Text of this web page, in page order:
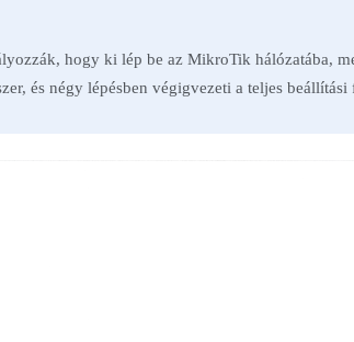
hogy ki lép be az MikroTik hálózatába,
és négy lépésben végigvezeti a teljes beállítási